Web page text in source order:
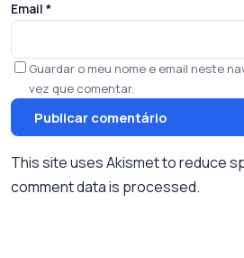
Email *
Guardar o meu nome e email neste
vez que comentar.
This site uses Akismet to reduce
comment data is processed.